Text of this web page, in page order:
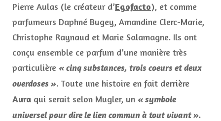
Pierre Aulas (le créateur d’Egofacto), et comme
parfumeurs Daphné Bugey, Amandine Clerc-Marie,
Christophe Raynaud et Marie Salamagne. Ils ont
conçu ensemble ce parfum d’une manière très
particulière « cinq substances, trois coeurs et deux
overdoses ». Toute une histoire en fait derrière
Aura qui serait selon Mugler, un « symbole
universel pour dire le lien commun à tout vivant ».